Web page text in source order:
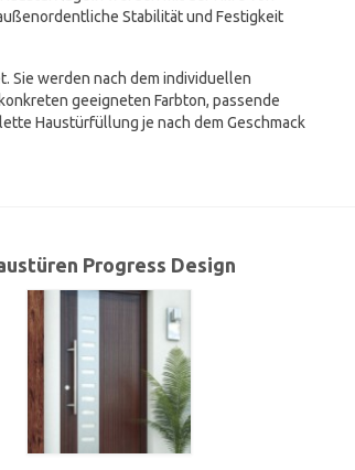
Stabilität und Festigkeit
Sie werden nach dem individuellen
geeigneten Farbton, passende
Haustürfüllung je nach dem Geschmack
Progress Design